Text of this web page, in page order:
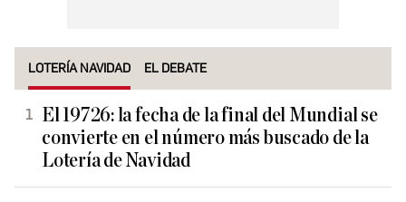
LOTERÍA NAVIDAD EL DEBATE
El 19726: la fecha de la final del Mundial se
convierte en el número más buscado de la
Lotería de Navidad